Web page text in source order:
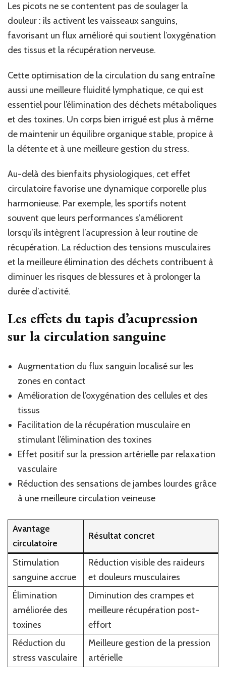
Les picots ne se contentent pas de soulager la
douleur : ils activent les vaisseaux sanguins,
favorisant un flux amélioré qui soutient l’oxygénation
des tissus et la récupération nerveuse.
Cette optimisation de la circulation du sang entraîne
aussi une meilleure fluidité lymphatique, ce qui est
essentiel pour l’élimination des déchets métaboliques
et des toxines. Un corps bien irrigué est plus à même
de maintenir un équilibre organique stable, propice à
la détente et à une meilleure gestion du stress.
Au-delà des bienfaits physiologiques, cet effet
circulatoire favorise une dynamique corporelle plus
harmonieuse. Par exemple, les sportifs notent
souvent que leurs performances s’améliorent
lorsqu’ils intègrent l’acupression à leur routine de
récupération. La réduction des tensions musculaires
et la meilleure élimination des déchets contribuent à
diminuer les risques de blessures et à prolonger la
durée d’activité.
Les effets du tapis d’acupression
sur la circulation sanguine
Augmentation du flux sanguin localisé sur les
zones en contact
Amélioration de l’oxygénation des cellules et des
tissus
Facilitation de la récupération musculaire en
stimulant l’élimination des toxines
Effet positif sur la pression artérielle par relaxation
vasculaire
Réduction des sensations de jambes lourdes grâce
à une meilleure circulation veineuse
Avantage
circulatoire
Résultat concret
Stimulation
sanguine accrue
Réduction visible des raideurs
et douleurs musculaires
Élimination
améliorée des
toxines
Diminution des crampes et
meilleure récupération post-
effort
Réduction du
stress vasculaire
Meilleure gestion de la pression
artérielle